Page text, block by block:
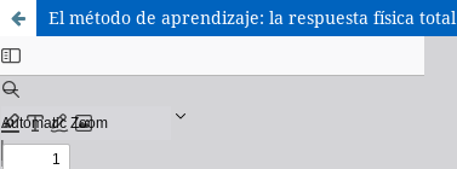
El método de aprendizaje: la respuesta física total